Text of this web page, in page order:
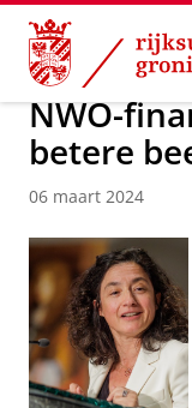
Skip
Content
Skip
Navigation
Over ons
NWO-
betere
06 maart 2024